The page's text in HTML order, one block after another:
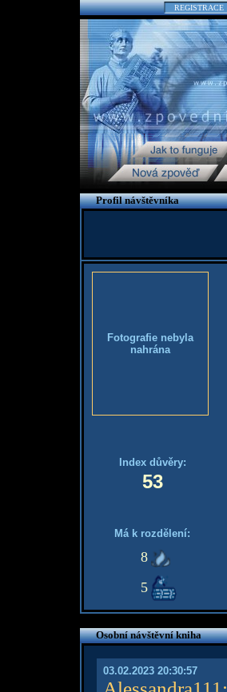
REGISTRACE
Profil návštěvníka
Fotografie nebyla
nahrána
Index důvěry:
53
Má k rozdělení:
8
5
Osobní návštěvní kniha
03.02.2023 20:30:57